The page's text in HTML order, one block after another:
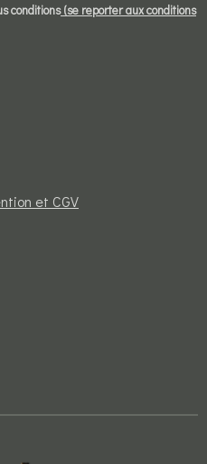
conditions(se reporter aux conditions
et CGV